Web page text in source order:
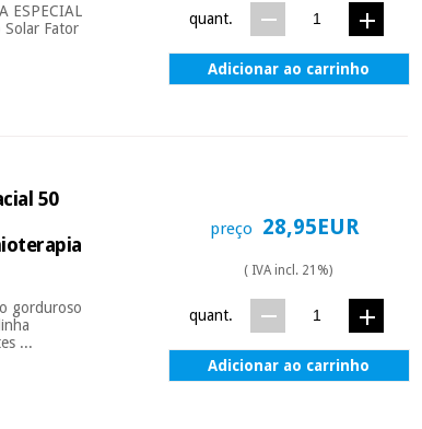
ESPECIAL
Solar Fator
quant.
Adicionar ao carrinho
50
gorduroso
...
preço 28,95EUR
( IVA incl. 21%)
quant.
Adicionar ao carrinho